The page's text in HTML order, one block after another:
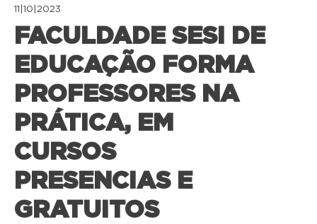
11|10|2023
FACULDADE SESI DE
EDUCAÇÃO FORMA
PROFESSORES NA
PRÁTICA, EM
CURSOS
PRESENCIAS E
GRATUITOS